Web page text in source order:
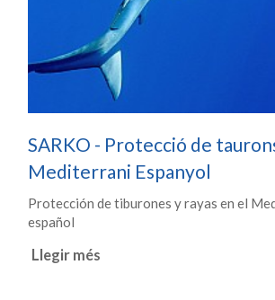
SARKO - Protecció de
Mediterrani Espanyol
Protección de tiburones y rayas en el
español
Llegir més